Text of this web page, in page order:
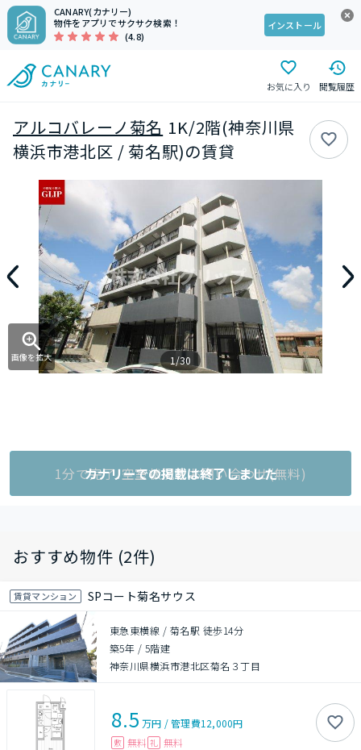
CANARY(カナリー)
物件をアプリでサクサク検索！
(4.8)
インストール
お気に入り 閲覧履歴
アルコバレーノ菊名 1K/2階(神奈川県
横浜市港北区 / 菊名駅)の賃貸
画像を拡大 1/30
1分で完了!空室状況をお問い合わせ(無料)
カナリーでの掲載は終了しました
おすすめ物件 (2件)
賃貸マンション SPコート菊名サウス
東急東横線 / 菊名駅 徒歩14分
築5年 / 5階建
神奈川県横浜市港北区菊名３丁目
8.5 万円 /管理費12,000円
敷 無料 礼 無料